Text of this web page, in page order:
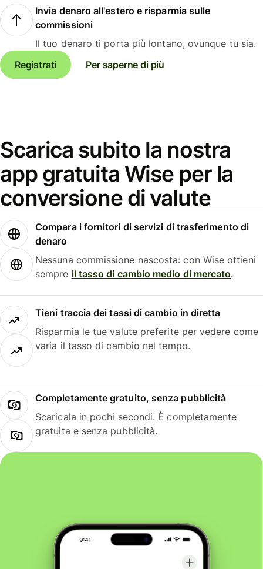
Invia denaro all'estero e risparmia sulle
commissioni
Il tuo denaro ti porta più lontano, ovunque tu sia.
Registrati
Per saperne di più
Scarica subito la nostra
app gratuita Wise per la
conversione di valute
Compara i fornitori di servizi di trasferimento di
denaro
Nessuna commissione nascosta: con Wise ottieni
sempre il tasso di cambio medio di mercato.
Tieni traccia dei tassi di cambio in diretta
Risparmia le tue valute preferite per vedere come
varia il tasso di cambio nel tempo.
Completamente gratuito, senza pubblicità
Scaricala in pochi secondi. È completamente
gratuita e senza pubblicità.